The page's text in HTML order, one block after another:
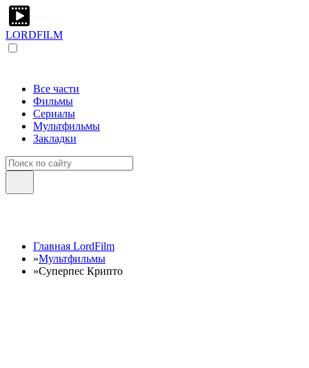
LORDFILM
Все части
Фильмы
Сериалы
Мультфильмы
Закладки
Главная LordFilm
»Мультфильмы
»Суперпес Крипто